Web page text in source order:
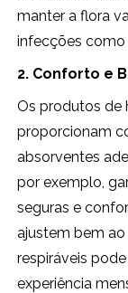
manter a flora
infecções como
2. Conforto e
Os produtos de
proporcionam
absorventes
por exemplo,
seguras e
ajustem bem
respiráveis
experiência